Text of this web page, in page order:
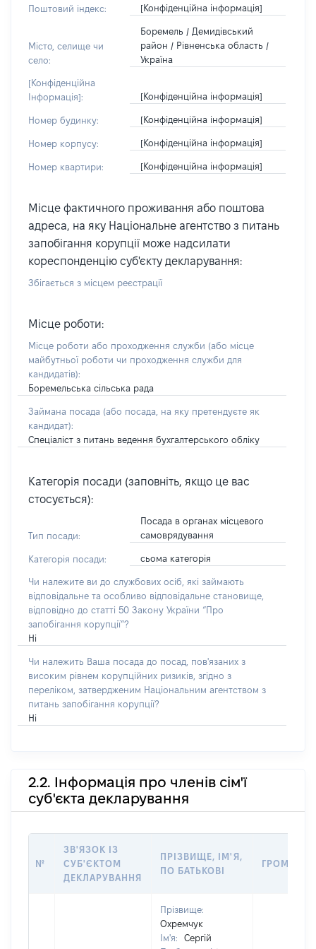
Поштовий індекс: [Конфіденційна інформація]
Місто, селище чи
село:
Боремель / Демидівський
район / Рівненська область /
Україна
[Конфіденційна
Інформація]:
[Конфіденційна інформація]
Номер будинку: [Конфіденційна інформація]
Номер корпусу: [Конфіденційна інформація]
Номер квартири: [Конфіденційна інформація]
Місце фактичного проживання або поштова
адреса, на яку Національне агентство з питань
запобігання корупції може надсилати
кореспонденцію суб'єкту декларування:
Збігається з місцем реєстрації
Місце роботи:
Місце роботи або проходження служби (або місце
майбутньої роботи чи проходження служби для
кандидатів):
Боремельська сільська рада
Займана посада (або посада, на яку претендуєте як
кандидат):
Спеціаліст з питань ведення бухгалтерського обліку
Категорія посади (заповніть, якщо це вас
стосується):
Тип посади:
Посада в органах місцевого
самоврядування
Категорія посади: сьома категорія
Чи належите ви до службових осіб, які займають
відповідальне та особливо відповідальне становище,
відповідно до статті 50 Закону України “Про
запобігання корупції”?
Ні
Чи належить Ваша посада до посад, пов'язаних з
високим рівнем корупційних ризиків, згідно з
переліком, затвердженим Національним агентством з
питань запобігання корупції?
Ні
2.2. Інформація про членів сім'ї
суб'єкта декларування
№
ЗВ'ЯЗОК ІЗ
СУБ'ЄКТОМ
ДЕКЛАРУВАННЯ
ПРІЗВИЩЕ, ІМ'Я,
ПО БАТЬКОВІ
Прізвище:
Охремчук
Ім'я:
Сергій